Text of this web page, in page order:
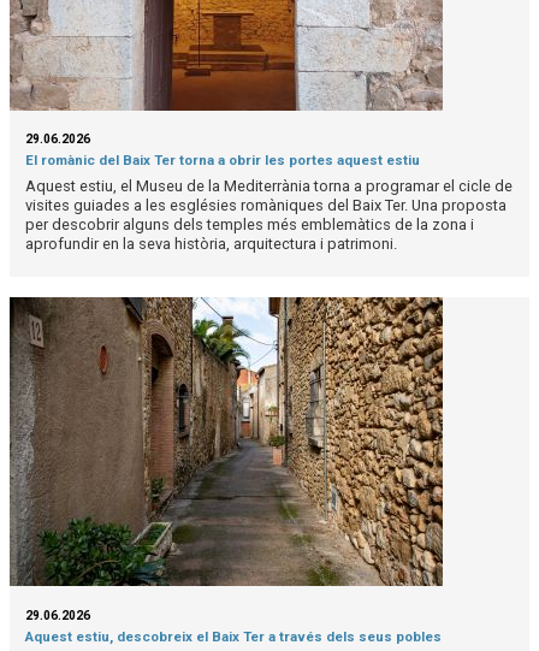
29.06.2026
El romànic del Baix Ter torna a obrir les portes aquest estiu
Aquest estiu, el Museu de la Mediterrània torna a programar el cicle de
visites guiades a les esglésies romàniques del Baix Ter. Una proposta
per descobrir alguns dels temples més emblemàtics de la zona i
aprofundir en la seva història, arquitectura i patrimoni.
29.06.2026
Aquest estiu, descobreix el Baix Ter a través dels seus pobles